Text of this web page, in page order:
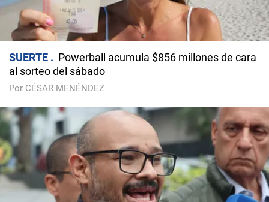
SUERTE
Powerball acumula $856 millones de cara
al sorteo del sábado
Por CÉSAR MENÉNDEZ